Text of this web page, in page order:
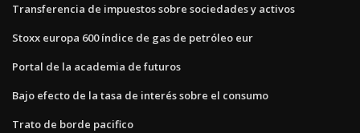
Transferencia de impuestos sobre sociedades y activos
Stoxx europa 600 índice de gas de petróleo eur
Portal de la academia de futuros
Bajo efecto de la tasa de interés sobre el consumo
Trato de borde pacifico